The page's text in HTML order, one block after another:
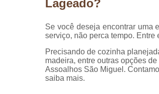
Lageado?
Se você deseja encontrar uma
serviço, não perca tempo.
Precisando de cozinha
madeira, entre outras opções
Assoalhos São Miguel.
saiba mais.